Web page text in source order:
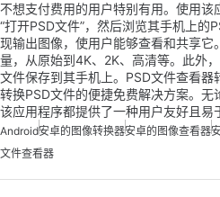
不想支付费用的用户特别有用。使用
“打开PSD文件”，然后浏览其手机上的
现输出图像，使用户能够查看和共享
量，从原始到4K、2K、高清等。此外
文件保存到其手机上。PSD文件查看
转换PSD文件的便捷免费解决方案。无
该应用程序都提供了一种用户友好且易
Android安卓的图像转换器安卓的图像查看器
文件查看器